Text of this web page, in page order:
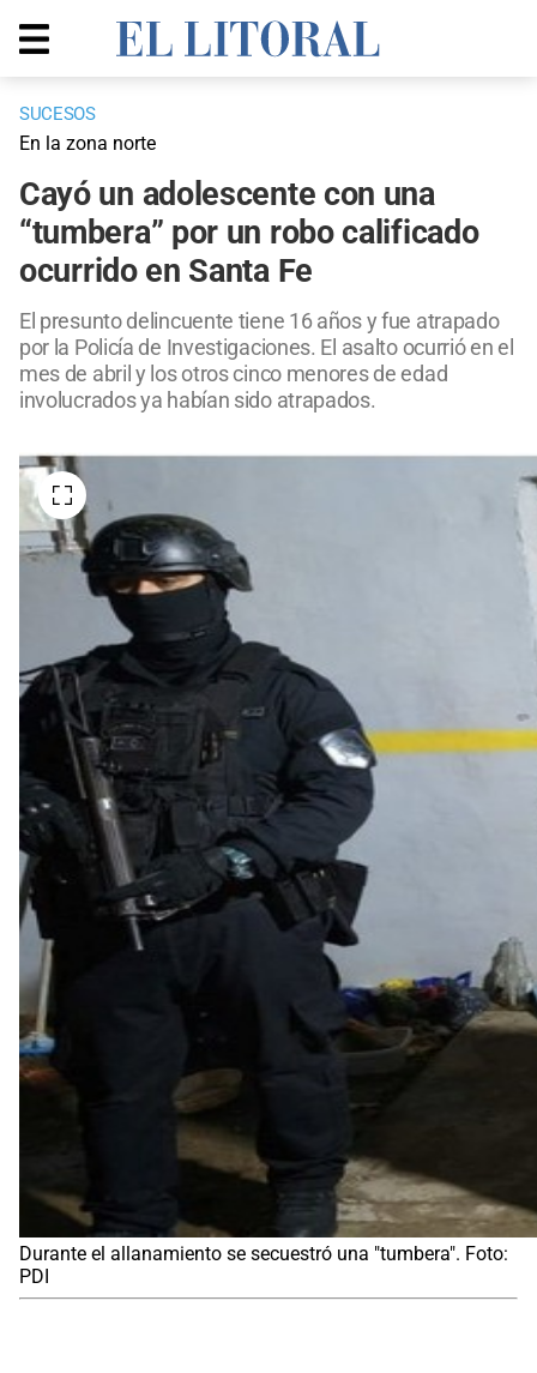
SUCESOS
En la zona norte
Cayó un adolescente con una
“tumbera” por un robo calificado
ocurrido en Santa Fe
El presunto delincuente tiene 16 años y fue atrapado
por la Policía de Investigaciones. El asalto ocurrió en el
mes de abril y los otros cinco menores de edad
involucrados ya habían sido atrapados.
Durante el allanamiento se secuestró una "tumbera". Foto:
PDI